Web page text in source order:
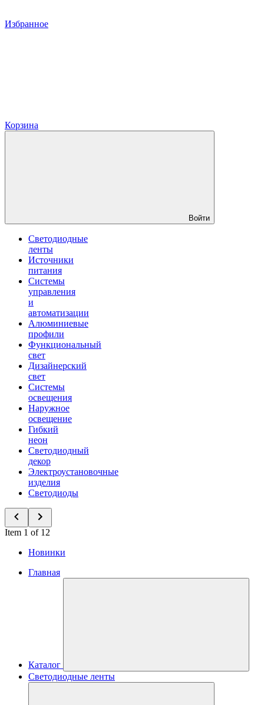
Избранное
Корзина
Войти
Светодиодные
ленты
Источники
питания
Системы
управления
и
автоматизации
Алюминиевые
профили
Функциональный
свет
Дизайнерский
свет
Системы
освещения
Наружное
освещение
Гибкий
неон
Светодиодный
декор
Электроустановочные
изделия
Светодиоды
Item 1 of 12
Новинки
Главная
Каталог
Светодиодные ленты